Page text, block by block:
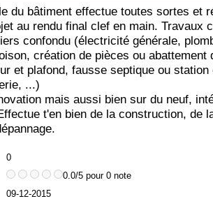
du bâtiment effectue toutes sortes et
au rendu final clef en main. Travaux
confondu (électricité générale,
création de pièces ou abattement
et plafond, fausse septique ou station
...)
mais aussi bien sur du neuf,
t'en bien de la construction, de
0
0.0/5 pour 0 note
09-12-2015